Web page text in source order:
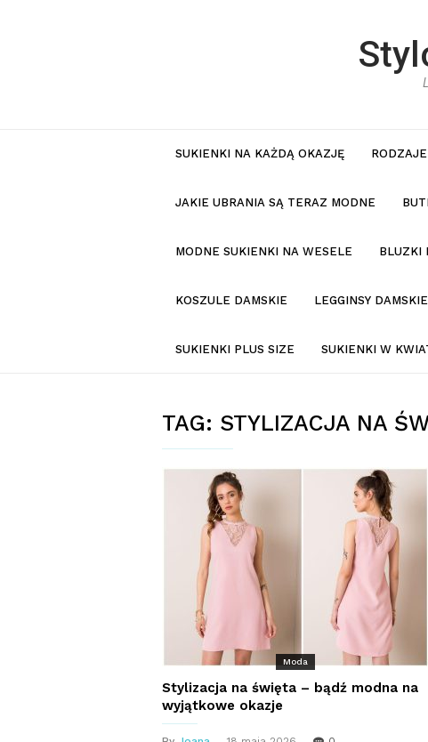
SUKIENKI NA KAŻDĄ OKAZJĘ
JAKIE UBRANIA SĄ TERAZ MODNE
MODNE SUKIENKI NA WESELE BLUZKI
KOSZULE DAMSKIE LEGGINSY
SUKIENKI PLUS SIZE SUKIENKI W
TAG: STYLIZACJA NA
Moda
Stylizacja na święta – bądź modna na
wyjątkowe okazje